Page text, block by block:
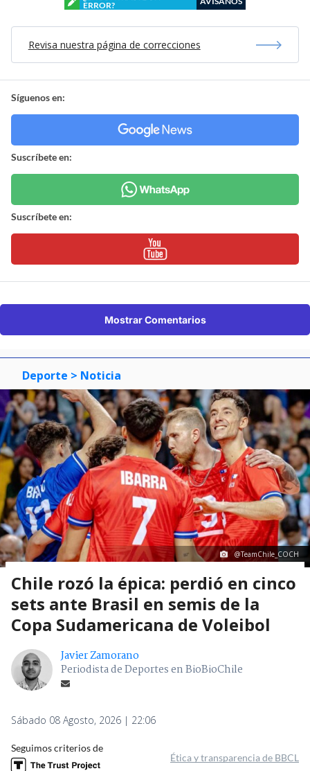
ERROR?
Revisa nuestra página de correcciones
Síguenos en:
Suscríbete en:
Suscríbete en:
Mostrar Comentarios
Deporte > Noticia
@TeamChile_COCH
Chile rozó la épica: perdió en cinco
sets ante Brasil en semis de la
Copa Sudamericana de Voleibol
Javier Zamorano
Periodista de Deportes en BioBioChile
Sábado 08 Agosto, 2026 | 22:06
Seguimos criterios de
Ética y transparencia de BBCL